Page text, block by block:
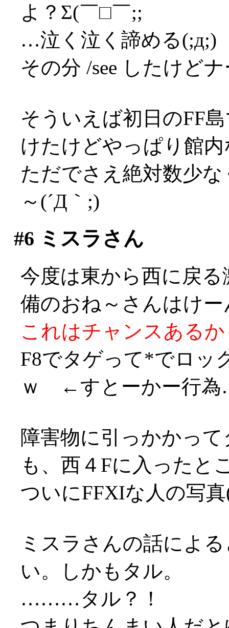
よ？Σ(￣□￣;;
…泣く泣く諦める(;д;)
その分 /see したけど
そういえば初日のFF
けたけどやっぱり館
ただでさえ絶対数少
～(´Д｀;)
#6 ミスラさん
今度は東から西に戻
備のおね～さんはけ
これはチャンスある
F8でタゲって*でロッ
ｗ ←すとーかー行為
障害物に引っかかっ
も、西４Fに入ったと
ついにFFXIな人の写
ミスラさんの話によ
い。しかもタル。
………タル？！